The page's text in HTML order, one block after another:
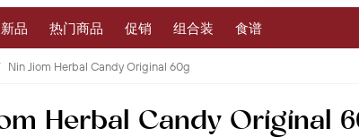
新鲜水果和蔬菜
新品 热门商品 促销 组合装 食谱
Nin Jiom Herbal Candy Original 60g
Herbal Candy Original